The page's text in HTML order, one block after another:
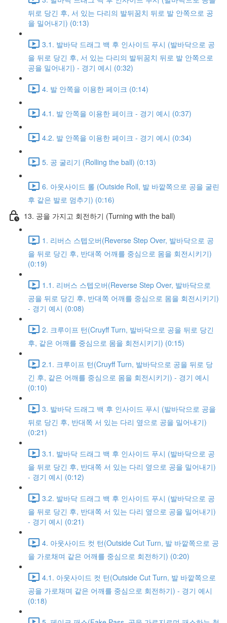
뒤로 당긴 후, 서 있는 다리의 발뒤꿈치 뒤로 발 안쪽으로 공
을 밀어내기) (0:13)
3.1. 발바닥 드래그 백 후 인사이드 푸시 (발바닥으로 공
을 뒤로 당긴 후, 서 있는 다리의 발뒤꿈치 뒤로 발 안쪽으로
공을 밀어내기) - 경기 예시 (0:32)
4. 발 안쪽을 이용한 페이크 (0:14)
4.1. 발 안쪽을 이용한 페이크 - 경기 예시 (0:37)
4.2. 발 안쪽을 이용한 페이크 - 경기 예시 (0:34)
5. 공 굴리기 (Rolling the ball) (0:13)
6. 아웃사이드 롤 (Outside Roll, 발 바깥쪽으로 공을 굴린
후 같은 발로 멈추기) (0:16)
13. 공을 가지고 회전하기 (Turning with the ball)
1. 리버스 스텝오버(Reverse Step Over, 발바닥으로 공
을 뒤로 당긴 후, 반대쪽 어깨를 중심으로 몸을 회전시키기)
(0:19)
1.1. 리버스 스텝오버(Reverse Step Over, 발바닥으로
공을 뒤로 당긴 후, 반대쪽 어깨를 중심으로 몸을 회전시키기)
- 경기 예시 (0:08)
2. 크루이프 턴(Cruyff Turn, 발바닥으로 공을 뒤로 당긴
후, 같은 어깨를 중심으로 몸을 회전시키기) (0:15)
2.1. 크루이프 턴(Cruyff Turn, 발바닥으로 공을 뒤로 당
긴 후, 같은 어깨를 중심으로 몸을 회전시키기) - 경기 예시
(0:10)
3. 발바닥 드래그 백 후 인사이드 푸시 (발바닥으로 공을
뒤로 당긴 후, 반대쪽 서 있는 다리 옆으로 공을 밀어내기)
(0:21)
3.1. 발바닥 드래그 백 후 인사이드 푸시 (발바닥으로 공
을 뒤로 당긴 후, 반대쪽 서 있는 다리 옆으로 공을 밀어내기)
- 경기 예시 (0:12)
3.2. 발바닥 드래그 백 후 인사이드 푸시 (발바닥으로 공
을 뒤로 당긴 후, 반대쪽 서 있는 다리 옆으로 공을 밀어내기)
- 경기 예시 (0:21)
4. 아웃사이드 컷 턴(Outside Cut Turn, 발 바깥쪽으로 공
을 가로채며 같은 어깨를 중심으로 회전하기) (0:20)
4.1. 아웃사이드 컷 턴(Outside Cut Turn, 발 바깥쪽으로
공을 가로채며 같은 어깨를 중심으로 회전하기) - 경기 예시
(0:18)